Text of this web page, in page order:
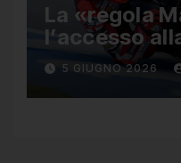
La «regola
l’accesso
regolamento
5 GIUGNO 2026